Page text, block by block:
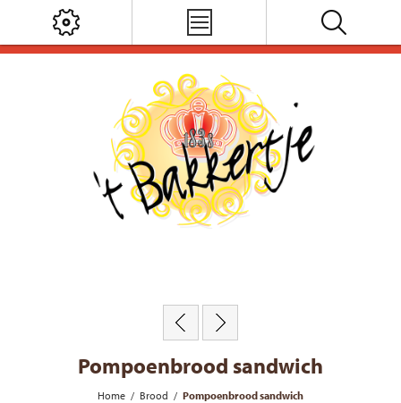
Pompoenbrood sandwich
Home / Brood / Pompoenbrood sandwich